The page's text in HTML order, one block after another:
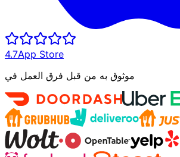
4.7App Store
موثوق به من قبل فرق العمل في